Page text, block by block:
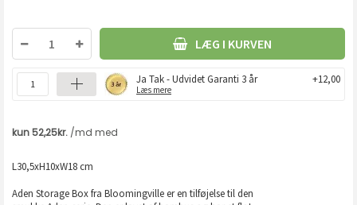
LÆG I KURVEN
Ja Tak - Udvidet Garanti 3 år
Læs mere
+12,00
L30,5xH10xW18 cm
Aden Storage Box fra Bloomingville er en tilføjelse til den